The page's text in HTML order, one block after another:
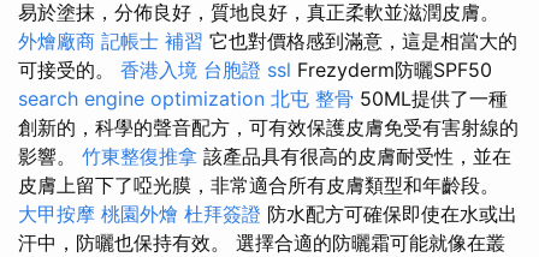
易於塗抹，分佈良好，質地良好，真正柔軟並滋潤皮膚。
外燴廠商 記帳士 補習 它也對價格感到滿意，這是相當大的
可接受的。 香港入境 台胞證 ssl Frezyderm防曬SPF50
search engine optimization 北屯 整骨 50ML提供了一種
創新的，科學的聲音配方，可有效保護皮膚免受有害射線的
影響。 竹東整復推拿 該產品具有很高的皮膚耐受性，並在
皮膚上留下了啞光膜，非常適合所有皮膚類型和年齡段。
大甲按摩 桃園外燴 杜拜簽證 防水配方可確保即使在水或出
汗中，防曬也保持有效。 選擇合適的防曬霜可能就像在叢